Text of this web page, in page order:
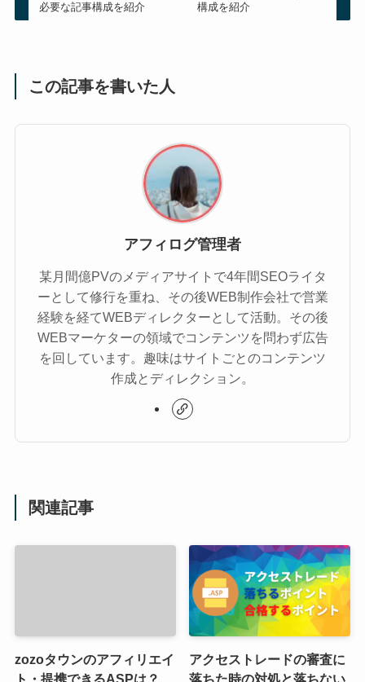
必要な記事構成を紹介
構成を紹介
この記事を書いた人
アフィログ管理者
某月間億PVのメディアサイトで4年間SEOライタ
ーとして修行を重ね、その後WEB制作会社で営業
経験を経てWEBディレクターとして活動。その後
WEBマーケターの領域でコンテンツを問わず広告
を回しています。趣味はサイトごとのコンテンツ
作成とディレクション。
関連記事
zozoタウンのアフィリエイ
ト・提携できるASPは？
アクセストレードの審査に
落ちた時の対処と落ちない